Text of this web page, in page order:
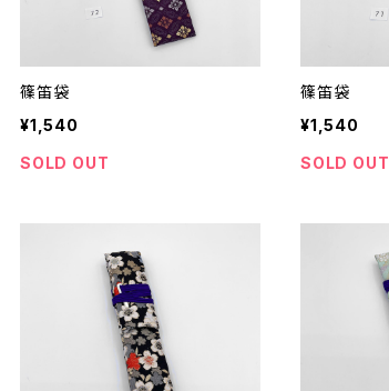
篠笛袋
¥1,540
SOLD OUT
篠笛袋
¥1,540
SOLD OUT